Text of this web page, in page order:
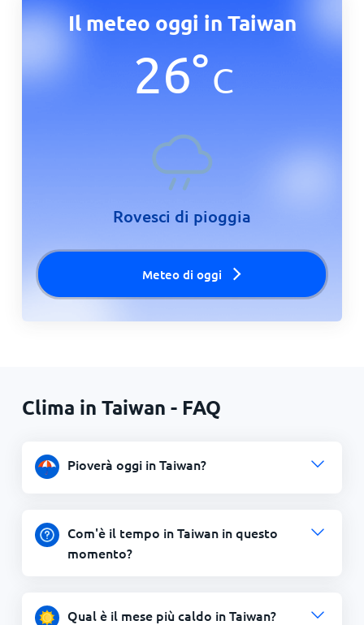
Il meteo oggi in Taiwan
26°C
Rovesci di pioggia
Meteo di oggi
Clima in Taiwan - FAQ
Pioverà oggi in Taiwan?
Com'è il tempo in Taiwan in questo
momento?
Qual è il mese più caldo in Taiwan?